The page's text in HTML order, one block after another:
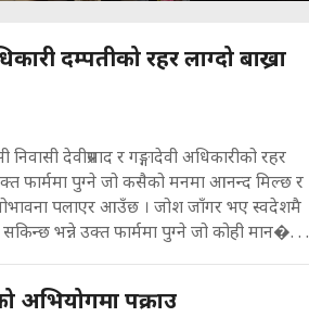
दम्पतीको रहर लाग्दो बाख्रा
देवीप्रसाद र गङ्गादेवी अधिकारीको रहर
फार्ममा पुग्ने जो कसैको मनमा आनन्द मिल्छ र
पलाएर आउँछ । जोश जाँगर भए स्वदेशमै
भन्ने उक्त फार्ममा पुग्ने जो कोही मान�. . .
अभियोगमा पक्राउ